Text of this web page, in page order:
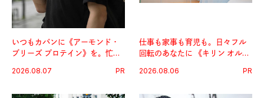
いつもカバンに《アーモンド・
ブリーズ プロテイン》を。忙し
グ習慣。
2026.08.07 PR
仕事も家事も育児も。日々フル
回転のあなたに 《キリン オルニ
2026.08.06 PR